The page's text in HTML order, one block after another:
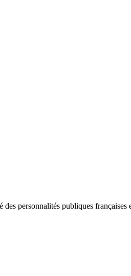
personnalités publiques